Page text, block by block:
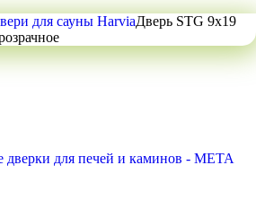
для сауны HarviaДверь STG 9x19
дверки для печей и каминов - META